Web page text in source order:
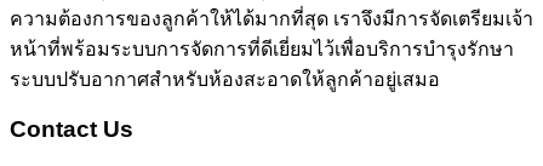
ความต้องการของลูกค้าให้ได้มากที่สุด เราจึงมีการจัดเตรียมเจ้า
หน้าที่พร้อมระบบการจัดการที่ดีเยี่ยมไว้เพื่อบริการบำรุงรักษา
ระบบปรับอากาศสำหรับห้องสะอาดให้ลูกค้าอยู่เสมอ
Contact Us